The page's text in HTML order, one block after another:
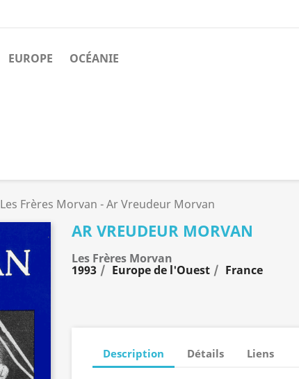
EUROPE OCÉANIE
Les Frères Morvan - Ar Vreudeur Morvan
AR VREUDEUR MORVAN
Les Frères Morvan
1993 Europe de l'Ouest France
Description Détails Liens